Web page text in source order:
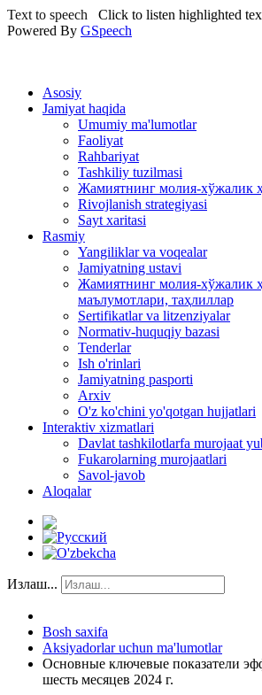
Text to speech Click to listen highlighted
Powered By GSpeech
Asosiy
Jamiyat haqida
Umumiy ma'lumotlar
Faoliyat
Rahbariyat
Tashkiliy tuzilmasi
Жамиятнинг молия-хўжалик
Rivojlanish strategiyasi
Sayt xaritasi
Rasmiy
Yangiliklar va voqealar
Jamiyatning ustavi
Жамиятнинг молия-хўжалик
маълумотлари, таҳлиллар
Sertifikatlar va litzenziyalar
Normativ-huquqiy bazasi
Tenderlar
Ish o'rinlari
Jamiyatning pasporti
Arxiv
O'z ko'chini yo'qotgan hujjatlari
Interaktiv xizmatlari
Davlat tashkilotlarfa murojaat
Fukarolarning murojaatlari
Savol-javob
Aloqalar
Излаш...
Bosh saxifa
Aksiyadorlar uchun ma'lumotlar
Основные ключевые показатели
шесть месяцев 2024 г.